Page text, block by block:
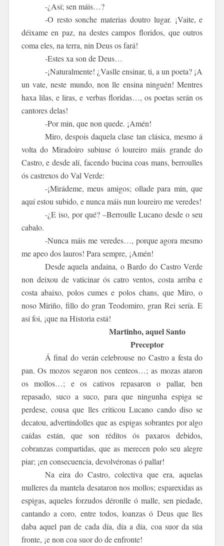
-¿Así; sen máis…?
-O resto sonche materias doutro lugar. ¡Vaite, e
déixame en paz, na destes campos floridos, que outros
coma eles, na terra, nin Deus os fará!
-Estes xa son de Deus…
-¡Naturalmente! ¿Vaslle ensinar, ti, a un poeta? ¡A
un vate, neste mundo, non lle ensina ninguén! Mentres
haxa lilas, e liras, e verbas floridas…, os poetas serán os
cantores delas!
-Por min, que non quede. ¡Amén!
Miro, despois daquela clase tan clásica, mesmo á
volta do Miradoiro subiuse ó loureiro máis grande do
Castro, e desde alí, facendo bucina coas mans, berroulles
ós castrexos do Val Verde:
-¡Mirádeme, meus amigos; ollade para min, que
aquí estou subido, e nunca máis nun loureiro me veredes!
-¿E iso, por qué? –Berroulle Lucano desde o seu
cabalo.
-Nunca máis me veredes…, porque agora mesmo
me apeo dos lauros! Para sempre, ¡Amén!
Desde aquela andaina, o Bardo do Castro Verde
non deixou de vaticinar ós catro ventos, costa arriba e
costa abaixo, polos cumes e polos chans, que Miro, o
noso Miriño, fillo do gran Teodomiro, gran Rei sería. E
así foi, ¡que na Historia está!
Martinho, aquel Santo
Preceptor
Á final do verán celebrouse no Castro a festa do
pan. Os mozos segaron nos centeos…; as mozas ataron
os mollos…; e os cativos repasaron o pallar, ben
repasado, suco a suco, para que ningunha espiga se
perdese, cousa que lles criticou Lucano cando diso se
decatou, advertíndolles que as espigas sobrantes por algo
caídas están, que son réditos ós paxaros debidos,
cobranzas compartidas, que as merecen polo seu alegre
piar; ¡en consecuencia, devolvéronas ó pallar!
Na eira do Castro, colectiva que era, aquelas
mulleres da mantela desataron nos mollos; esparexidas as
espigas, aqueles forzudos déronlle ó malle, sen piedade,
cantando a coro, entre todos, loanzas ó Deus que lles
daba aquel pan de cada día, día a día, coa suor da súa
fronte, ¡e non coa suor do de enfronte!